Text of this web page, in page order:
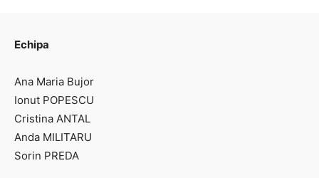
Echipa
Ana Maria Bujor
Ionut POPESCU
Cristina ANTAL
Anda MILITARU
Sorin PREDA